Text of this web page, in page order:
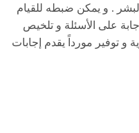
. و يمكن ضبطه للقيام
على الأسئلة و تلخيص
و توفير مورداً يقدم إجابات